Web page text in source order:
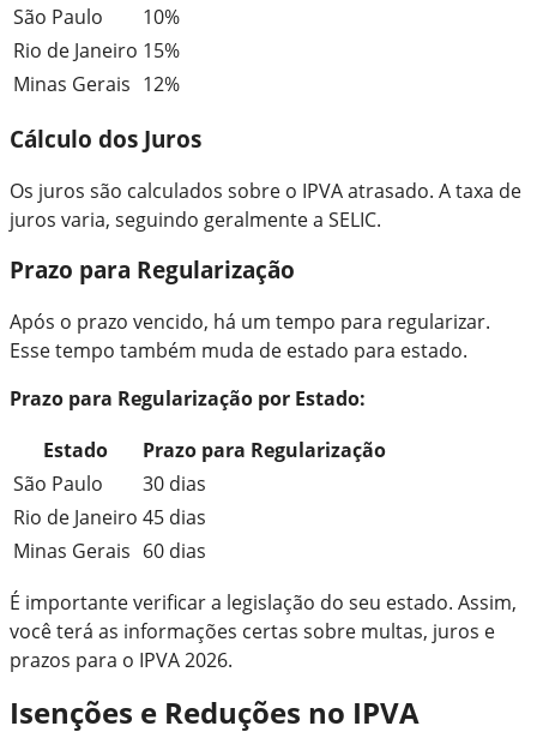
São Paulo
10%
Rio de Janeiro 15%
Minas Gerais 12%
Cálculo dos Juros
Os juros são calculados sobre o IPVA atrasado. A taxa de
juros varia, seguindo geralmente a SELIC.
Prazo para Regularização
Após o prazo vencido, há um tempo para regularizar.
Esse tempo também muda de estado para estado.
Prazo para Regularização por Estado:
Estado
Prazo para Regularização
São Paulo
30 dias
Rio de Janeiro 45 dias
Minas Gerais 60 dias
É importante verificar a legislação do seu estado. Assim,
você terá as informações certas sobre multas, juros e
prazos para o IPVA 2026.
Isenções e Reduções no IPVA